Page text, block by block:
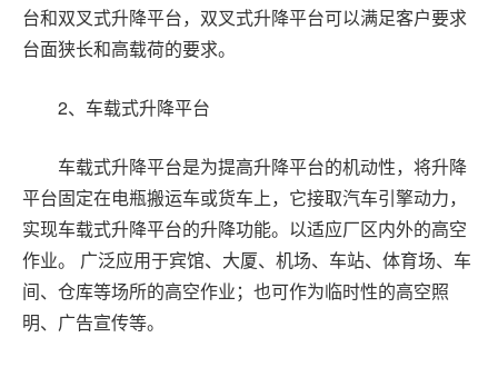
台和双叉式升降平台，双叉式升降平台可以满足客户要求
台面狭长和高载荷的要求。
2、车载式升降平台
车载式升降平台是为提高升降平台的机动性，将升降
平台固定在电瓶搬运车或货车上，它接取汽车引擎动力，
实现车载式升降平台的升降功能。以适应厂区内外的高空
作业。 广泛应用于宾馆、大厦、机场、车站、体育场、车
间、仓库等场所的高空作业；也可作为临时性的高空照
明、广告宣传等。